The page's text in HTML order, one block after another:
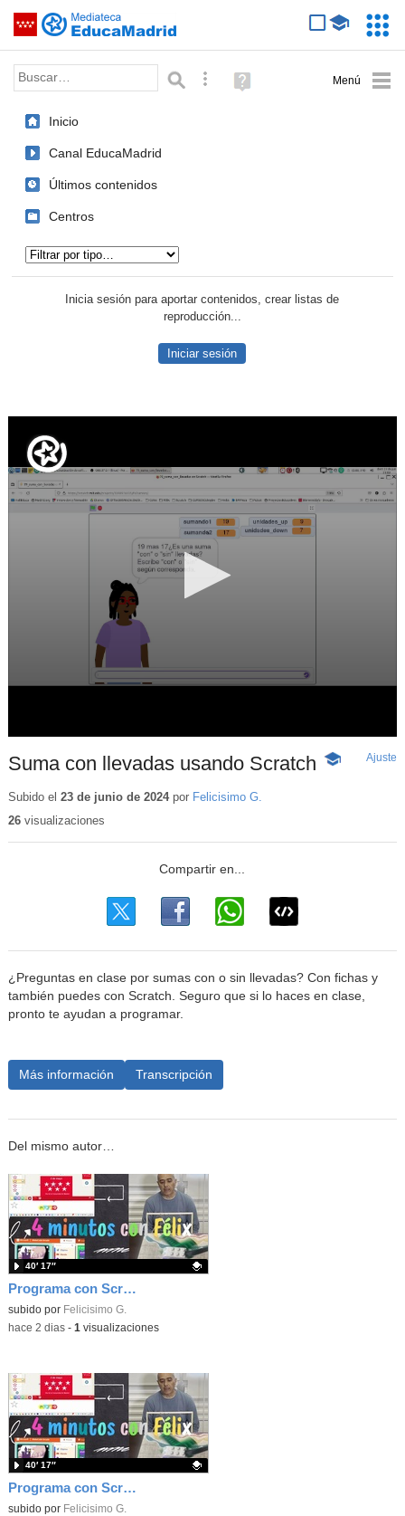
Saltar navegación
Palabra o frase: Búsqueda avanzada
Ayuda
(en
Inicio
Canal EducaMadrid
Últimos contenidos
Centros
Inicia sesión para aportar contenidos, crear listas de
reproducción...
Iniciar sesión
Suma con llevadas usando Scratch
-
Ajuste
Subido el 23 de junio de 2024por Felicisimo G.
26visualizaciones
¿Preguntas en clase por sumas con o sin llevadas? Con fichas y
también puedes con Scratch. Seguro que si lo haces en clase,
pronto te ayudan a programar.
Más información Transcripción
Del mismo autor…
Programa con Scratch, 8 diferentes juegos para vivir la emoción de los partidos de España en el mundial 2026
Contenido educativo.
subido por Felicisimo G.
40′ 17″
-hace 2 dias- 1 visualizaciones
Programa con Scratch juegos con los partidos del mundial 2026 ganados por España
Contenido educativo.
subido por Felicisimo G.
40′ 17″